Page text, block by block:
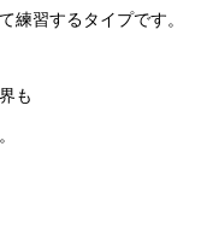
練習するタイプです。
も